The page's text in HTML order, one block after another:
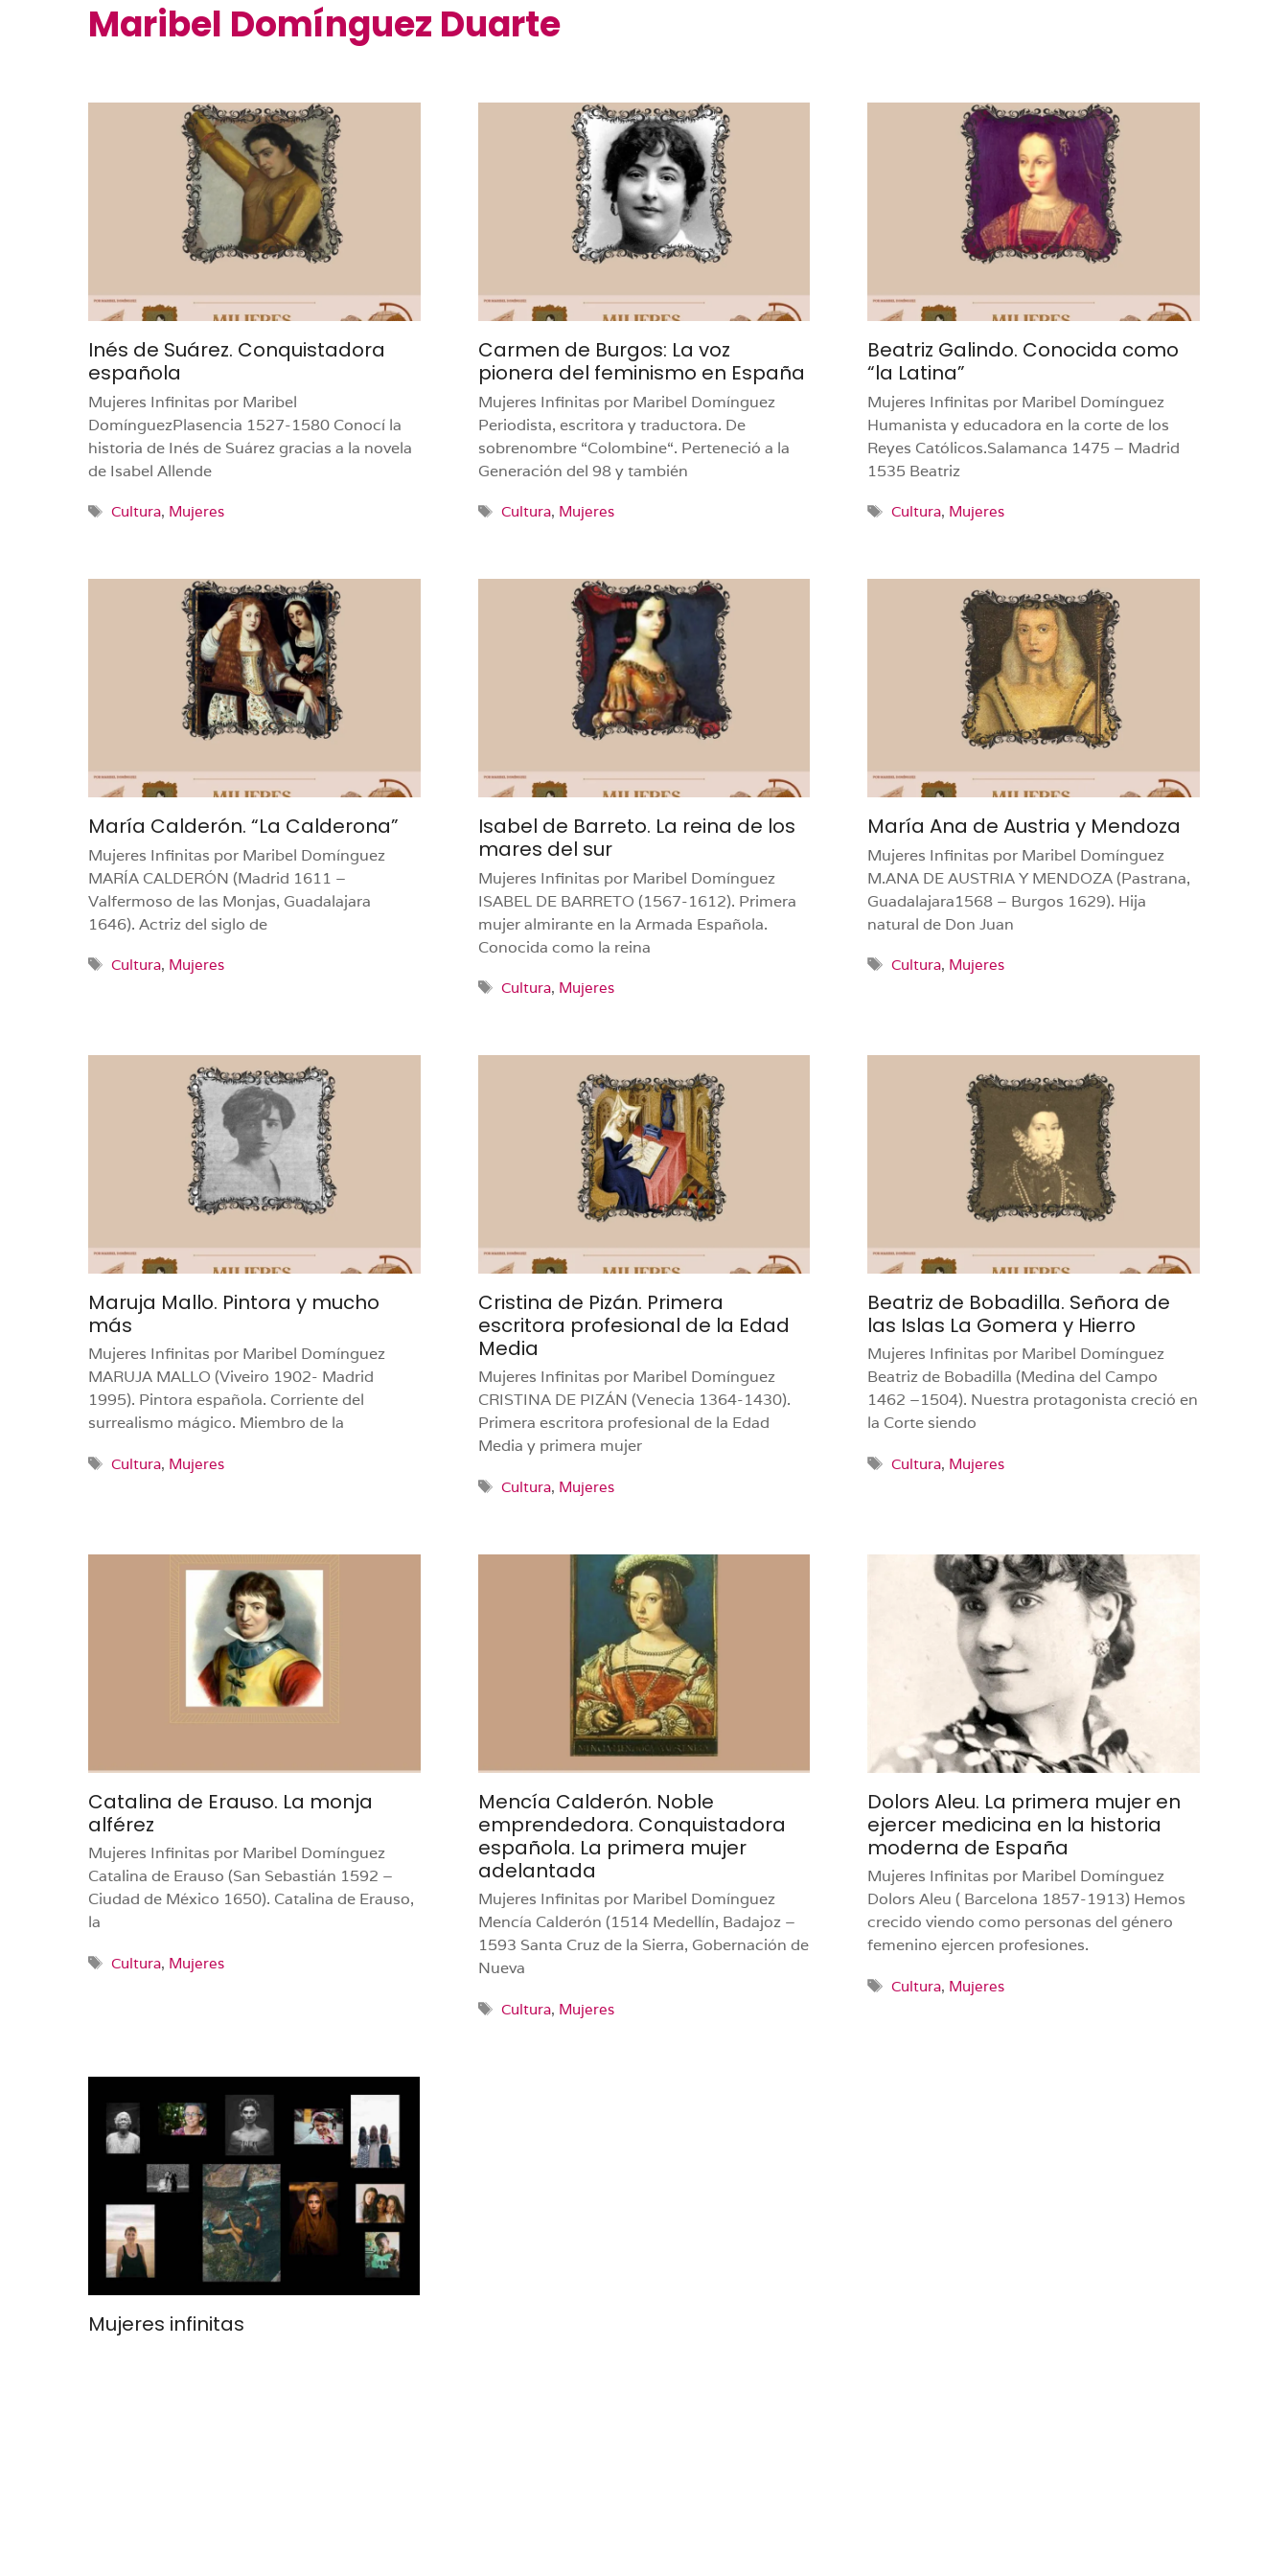
Maribel Domínguez Duarte
Inés de Suárez. Conquistadora
española
Mujeres Infinitas por Maribel
DomínguezPlasencia 1527-1580 Conocí la
historia de Inés de Suárez gracias a la novela
de Isabel Allende
Etiquetas
Cultura, Mujeres
Carmen de Burgos: La voz
pionera del feminismo en España
Mujeres Infinitas por Maribel Domínguez
Periodista, escritora y traductora. De
sobrenombre “Colombine“. Perteneció a la
Generación del 98 y también
Etiquetas
Cultura, Mujeres
Beatriz Galindo. Conocida como
“la Latina”
Mujeres Infinitas por Maribel Domínguez
Humanista y educadora en la corte de los
Reyes Católicos.Salamanca 1475 – Madrid
1535 Beatriz
Etiquetas
Cultura, Mujeres
María Calderón. “La Calderona”
Mujeres Infinitas por Maribel Domínguez
MARÍA CALDERÓN (Madrid 1611 –
Valfermoso de las Monjas, Guadalajara
1646). Actriz del siglo de
Etiquetas
Cultura, Mujeres
Isabel de Barreto. La reina de los
mares del sur
Mujeres Infinitas por Maribel Domínguez
ISABEL DE BARRETO (1567-1612). Primera
mujer almirante en la Armada Española.
Conocida como la reina
Etiquetas
Cultura, Mujeres
María Ana de Austria y Mendoza
Mujeres Infinitas por Maribel Domínguez
M.ANA DE AUSTRIA Y MENDOZA (Pastrana,
Guadalajara1568 – Burgos 1629). Hija
natural de Don Juan
Etiquetas
Cultura, Mujeres
Maruja Mallo. Pintora y mucho
más
Mujeres Infinitas por Maribel Domínguez
MARUJA MALLO (Viveiro 1902- Madrid
1995). Pintora española. Corriente del
surrealismo mágico. Miembro de la
Etiquetas
Cultura, Mujeres
Cristina de Pizán. Primera
escritora profesional de la Edad
Media
Mujeres Infinitas por Maribel Domínguez
CRISTINA DE PIZÁN (Venecia 1364-1430).
Primera escritora profesional de la Edad
Media y primera mujer
Etiquetas
Cultura, Mujeres
Beatriz de Bobadilla. Señora de
las Islas La Gomera y Hierro
Mujeres Infinitas por Maribel Domínguez
Beatriz de Bobadilla (Medina del Campo
1462 –1504). Nuestra protagonista creció en
la Corte siendo
Etiquetas
Cultura, Mujeres
Catalina de Erauso. La monja
alférez
Mujeres Infinitas por Maribel Domínguez
Catalina de Erauso (San Sebastián 1592 –
Ciudad de México 1650). Catalina de Erauso,
la
Etiquetas
Cultura, Mujeres
Mencía Calderón. Noble
emprendedora. Conquistadora
española. La primera mujer
adelantada
Mujeres Infinitas por Maribel Domínguez
Mencía Calderón (1514 Medellín, Badajoz –
1593 Santa Cruz de la Sierra, Gobernación de
Nueva
Etiquetas
Cultura, Mujeres
Dolors Aleu. La primera mujer en
ejercer medicina en la historia
moderna de España
Mujeres Infinitas por Maribel Domínguez
Dolors Aleu ( Barcelona 1857-1913) Hemos
crecido viendo como personas del género
femenino ejercen profesiones.
Etiquetas
Cultura, Mujeres
Mujeres infinitas